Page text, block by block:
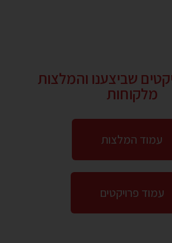
שביצענו והמלצות
מלקוחות
עמוד המלצות
עמוד פרויקטים